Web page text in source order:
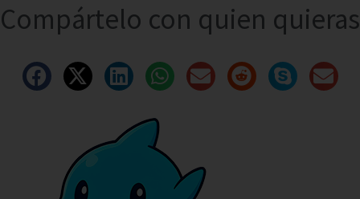
Compártelo con quien quieras